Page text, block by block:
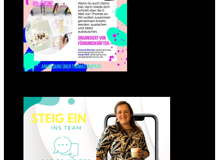
Einsteigen 2025 im Team
Stampin‘ Sunny
23. Januar 2025